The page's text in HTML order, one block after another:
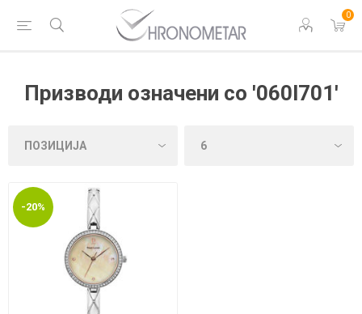
0
Призводи означени со '060l701'
-20%